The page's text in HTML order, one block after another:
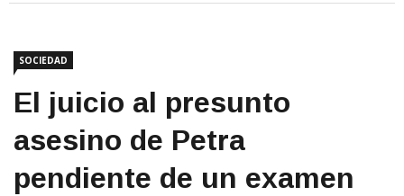
SOCIEDAD
El juicio al presunto
asesino de Petra
pendiente de un examen